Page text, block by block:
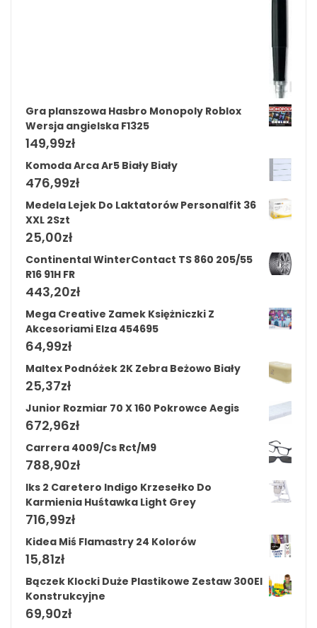
Gra planszowa Hasbro Monopoly Roblox
Wersja angielska F1325
149,99zł
Komoda Arca Ar5 Biały Biały
476,99zł
Medela Lejek Do Laktatorów Personalfit 36
XXL 2Szt
25,00zł
Continental WinterContact TS 860 205/55
R16 91H FR
443,20zł
Mega Creative Zamek Księżniczki Z
Akcesoriami Elza 454695
64,99zł
Maltex Podnóżek 2K Zebra Beżowo Biały
25,37zł
Junior Rozmiar 70 X 160 Pokrowce Aegis
672,96zł
Carrera 4009/Cs Rct/M9
788,90zł
Iks 2 Caretero Indigo Krzesełko Do
Karmienia Huśtawka Light Grey
716,99zł
Kidea Miś Flamastry 24 Kolorów
15,81zł
Bączek Klocki Duże Plastikowe Zestaw 300El
Konstrukcyjne
69,90zł